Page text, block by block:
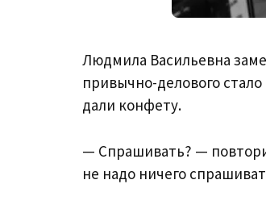
Людмила Васильевна
привычно-делового
дали конфету.
— Спрашивать? —
не надо ничего